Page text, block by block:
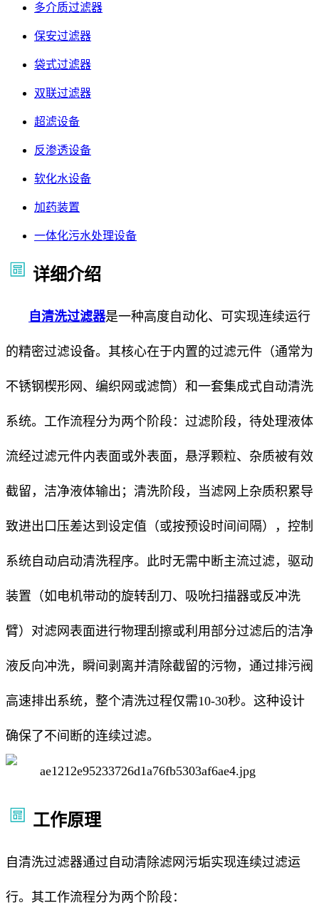
多介质过滤器
保安过滤器
袋式过滤器
双联过滤器
超滤设备
反渗透设备
软化水设备
加药装置
一体化污水处理设备
详细介绍
自清洗过滤器是一种高度自动化、可实现连续运行
的精密过滤设备。其核心在于内置的过滤元件（通常为
不锈钢楔形网、编织网或滤筒）和一套集成式自动清洗
系统。工作流程分为两个阶段：过滤阶段，待处理液体
流经过滤元件内表面或外表面，悬浮颗粒、杂质被有效
截留，洁净液体输出；清洗阶段，当滤网上杂质积累导
致进出口压差达到设定值（或按预设时间间隔），控制
系统自动启动清洗程序。此时无需中断主流过滤，驱动
装置（如电机带动的旋转刮刀、吸吮扫描器或反冲洗
臂）对滤网表面进行物理刮擦或利用部分过滤后的洁净
液反向冲洗，瞬间剥离并清除截留的污物，通过排污阀
高速排出系统，整个清洗过程仅需10-30秒。这种设计
确保了不间断的连续过滤。
工作原理
自清洗过滤器通过自动清除滤网污垢实现连续过滤运
行。其工作流程分为两个阶段：